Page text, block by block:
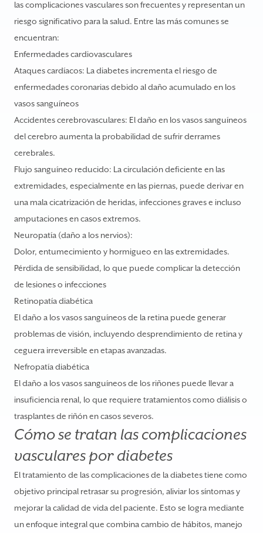
las complicaciones vasculares son frecuentes y representan un
riesgo significativo para la salud. Entre las más comunes se
encuentran:
Enfermedades cardiovasculares
Ataques cardíacos: La diabetes incrementa el riesgo de
enfermedades coronarias debido al daño acumulado en los
vasos sanguíneos
Accidentes cerebrovasculares: El daño en los vasos sanguíneos
del cerebro aumenta la probabilidad de sufrir derrames
cerebrales.
Flujo sanguíneo reducido: La circulación deficiente en las
extremidades, especialmente en las piernas, puede derivar en
una mala cicatrización de heridas, infecciones graves e incluso
amputaciones en casos extremos.
Neuropatía (daño a los nervios):
Dolor, entumecimiento y hormigueo en las extremidades.
Pérdida de sensibilidad, lo que puede complicar la detección
de lesiones o infecciones
Retinopatía diabética
El daño a los vasos sanguíneos de la retina puede generar
problemas de visión, incluyendo desprendimiento de retina y
ceguera irreversible en etapas avanzadas.
Nefropatía diabética
El daño a los vasos sanguíneos de los riñones puede llevar a
insuficiencia renal, lo que requiere tratamientos como diálisis o
trasplantes de riñón en casos severos.
Cómo se tratan las complicaciones
vasculares por diabetes
El tratamiento de las complicaciones de la diabetes tiene como
objetivo principal retrasar su progresión, aliviar los síntomas y
mejorar la calidad de vida del paciente. Esto se logra mediante
un enfoque integral que combina cambio de hábitos, manejo